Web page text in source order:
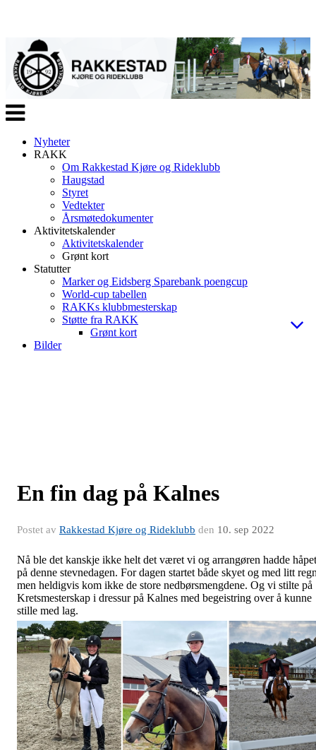
Veksle
navigasjon
Nyheter
RAKK
Om Rakkestad Kjøre og Rideklubb
Haugstad
Styret
Vedtekter
Årsmøtedokumenter
Aktivitetskalender
Aktivitetskalender
Grønt kort
Statutter
Marker og Eidsberg Sparebank poengcup
World-cup tabellen
RAKKs klubbmesterskap
Støtte fra RAKK
Grønt kort
Bilder
En fin dag på Kalnes
Postet av Rakkestad Kjøre og Rideklubb den 10. sep 2022
Nå ble det kanskje ikke helt det været vi og arrangøren hadde håpet
på denne stevnedagen. For dagen startet både skyet og med litt
men heldigvis kom ikke de store nedbørsmengdene. Og vi stilte på
Kretsmesterskap i dressur på Kalnes med begeistring over å kunne
stille med lag.